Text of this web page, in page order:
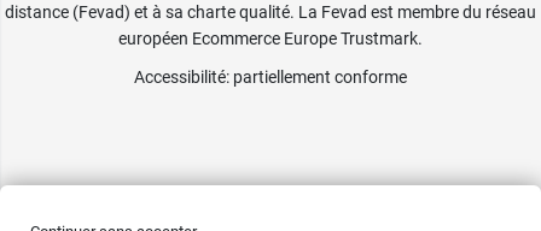
distance (Fevad) et à sa charte qualité. La Fevad est membre du réseau
européen Ecommerce Europe Trustmark.
Accessibilité: partiellement conforme